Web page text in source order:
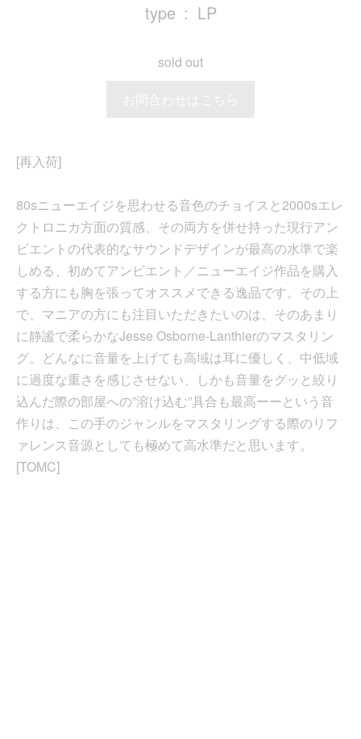
type
LP
sold out
お問合わせはこちら
[再入荷]
80sニューエイジを思わせる音色のチョイスと2000sエレ
クトロニカ方面の質感、その両方を併せ持った現行アン
ビエントの代表的なサウンドデザインが最高の水準で楽
しめる、初めてアンビエント／ニューエイジ作品を購入
する方にも胸を張ってオススメできる逸品です。その上
で、マニアの方にも注目いただきたいのは、そのあまり
に静謐で柔らかなJesse Osborne-Lanthierのマスタリン
グ。どんなに音量を上げても高域は耳に優しく、中低域
に過度な重さを感じさせない、しかも音量をグッと絞り
込んだ際の部屋への”溶け込む”具合も最高ーーという音
作りは、この手のジャンルをマスタリングする際のリフ
ァレンス音源としても極めて高水準だと思います。
[TOMC]